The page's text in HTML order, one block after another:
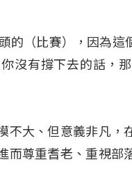
的（比賽），因為
沒有撐下去的話，
不大、但意義非凡，
而尊重耆老、重視部